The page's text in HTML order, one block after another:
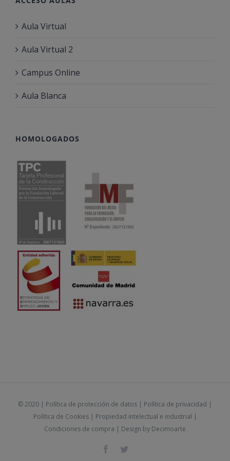
Aula Virtual
Aula Virtual 2
Campus Online
Aula Blanca
HOMOLOGADOS
© 2020 | Política de protección de datos | Política de privacidad |
Política de Cookies| Propiedad intelectual e industrial |
Condiciones de compra | Design by Decimoarte
Facebook